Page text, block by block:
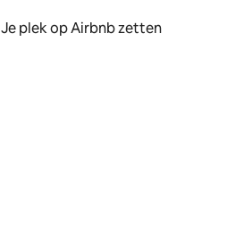
Je plek op Airbnb zetten